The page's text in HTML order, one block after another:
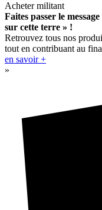
Acheter militant
Faites passer le
sur cette terre » !
Retrouvez tous nos
tout en contribuant au
en savoir +
»